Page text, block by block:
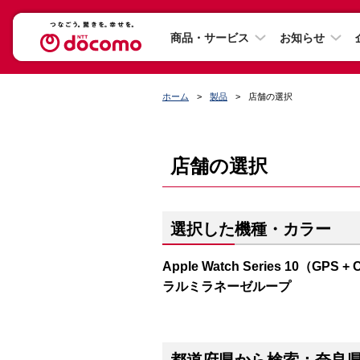
商品・サービス お知らせ
ホーム 製品 店舗の選択
店舗の選択
選択した機種・カラー
Apple Watch Series 10（GPS +
ラルミラネーゼループ